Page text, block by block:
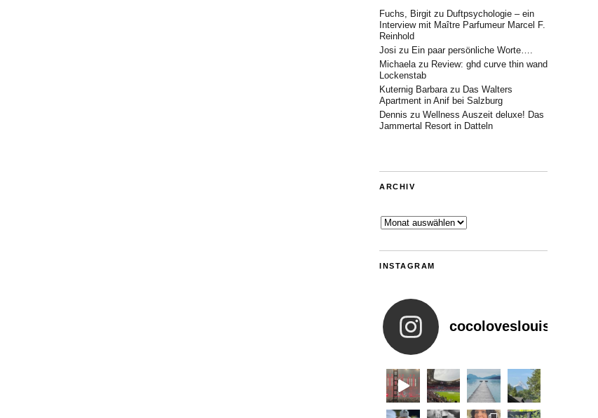
Fuchs, Birgit zu Duftpsychologie – ein
Interview mit Maître Parfumeur Marcel F.
Reinhold
Josi zu Ein paar persönliche Worte….
Michaelazu Review: ghd curve thin wand
Lockenstab
Kuternig Barbarazu Das Walters
Apartment in Anif bei Salzburg
Dennis zu Wellness Auszeit deluxe! Das
Jammertal Resort in Datteln
ARCHIV
Archiv
INSTAGRAM
cocoloveslouis